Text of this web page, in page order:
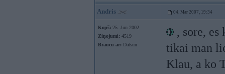
Andris 04. Mar 2007, 19:34
Kopš: 25. Jun 2002
Ziņojumi: 4519
Braucu ar: Datsun
, sore,
tikai man
Klau, a ko